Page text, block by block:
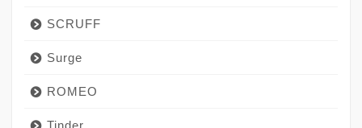
SCRUFF
Surge
ROMEO
Tinder